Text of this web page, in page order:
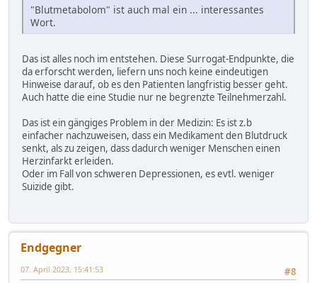
"Blutmetabolom" ist auch mal ein ... interessantes
Wort.
Das ist alles noch im entstehen. Diese Surrogat-Endpunkte, die
da erforscht werden, liefern uns noch keine eindeutigen
Hinweise darauf, ob es den Patienten langfristig besser geht.
Auch hatte die eine Studie nur ne begrenzte Teilnehmerzahl.
Das ist ein gängiges Problem in der Medizin: Es ist z.b
einfacher nachzuweisen, dass ein Medikament den Blutdruck
senkt, als zu zeigen, dass dadurch weniger Menschen einen
Herzinfarkt erleiden.
Oder im Fall von schweren Depressionen, es evtl. weniger
Suizide gibt.
Endgegner
#8
07. April 2023, 15:41:53